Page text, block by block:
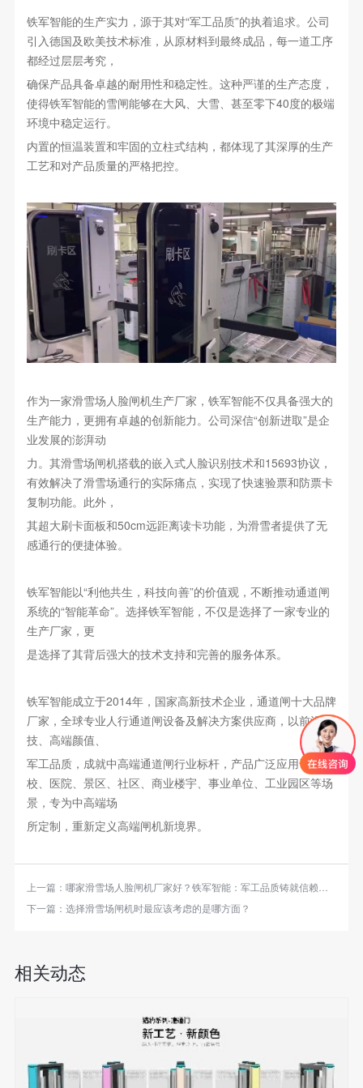
铁军智能的生产实力，源于其对“军工品质”的执着追求。公司
引入德国及欧美技术标准，从原材料到最终成品，每一道工序
都经过层层考究，
确保产品具备卓越的耐用性和稳定性。这种严谨的生产态度，
使得铁军智能的雪闸能够在大风、大雪、甚至零下40度的极端
环境中稳定运行。
内置的恒温装置和牢固的立柱式结构，都体现了其深厚的生产
工艺和对产品质量的严格把控。
作为一家滑雪场人脸闸机生产厂家，铁军智能不仅具备强大的
生产能力，更拥有卓越的创新能力。公司深信“创新进取”是企
业发展的澎湃动
力。其滑雪场闸机搭载的嵌入式人脸识别技术和15693协议，
有效解决了滑雪场通行的实际痛点，实现了快速验票和防票卡
复制功能。此外，
其超大刷卡面板和50cm远距离读卡功能，为滑雪者提供了无
感通行的便捷体验。
铁军智能以“利他共生，科技向善”的价值观，不断推动通道闸
系统的“智能革命”。选择铁军智能，不仅是选择了一家专业的
生产厂家，更
是选择了其背后强大的技术支持和完善的服务体系。
铁军智能成立于2014年，国家高新技术企业，通道闸十大品牌
厂家，全球专业人行通道闸设备及解决方案供应商，以前沿科
技、高端颜值、
军工品质，成就中高端通道闸行业标杆，产品广泛应用于学
校、医院、景区、社区、商业楼宇、事业单位、工业园区等场
景，专为中高端场
所定制，重新定义高端闸机新境界。
上一篇： 哪家滑雪场人脸闸机厂家好？铁军智能：军工品质铸就信赖之选
下一篇： 选择滑雪场闸机时最应该考虑的是哪方面？
相关动态